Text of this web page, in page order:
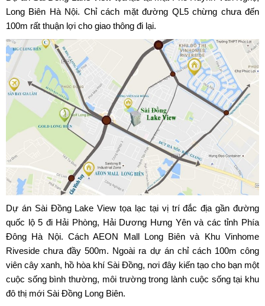
Long Biên Hà Nội. Chỉ cách mặt đường QL5 chừng chưa đến
100m rất thuận lợi cho giao thông đi lại.
Dự án Sài Đồng Lake View tọa lạc tại vị trí đắc địa gần đường
quốc lộ 5 đi Hải Phòng, Hải Dương Hưng Yên và các tỉnh Phía
Đông Hà Nội. Cách AEON Mall Long Biên và Khu Vinhome
Riveside chưa đầy 500m. Ngoài ra dự án chỉ cách 100m công
viên cây xanh, hồ hòa khí Sài Đồng, nơi đây kiến tạo cho bạn một
cuộc sống bình thường, môi trường trong lành cuộc sống tại khu
đô thị mới Sài Đồng Long Biên.